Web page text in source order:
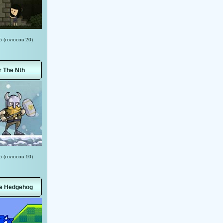
(голосов 20)
The Nth
(голосов 10)
Hedgehog